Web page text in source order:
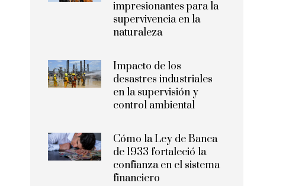
impresionantes para la
supervivencia en la
naturaleza
Impacto de los
desastres industriales
en la supervisión y
control ambiental
Cómo la Ley de Banca
de 1933 fortaleció la
confianza en el sistema
financiero